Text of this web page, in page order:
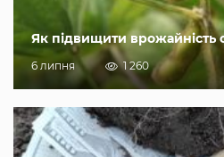
Як підвищити врожайність
6 липня 1 260